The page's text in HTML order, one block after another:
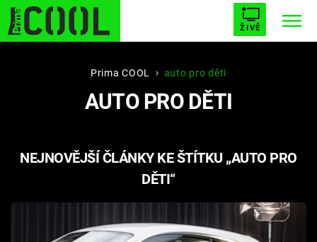
ŽIVĚ
STARHOUSE BUFFY, PŘEMOŽITELKA UPÍRŮ
PLNEJ KOTEL AVENGERS 5
Prima COOL auto pro děti
AUTO PRO DĚTI
NEJNOVĚJŠÍ ČLÁNKY KE ŠTÍTKU „AUTO PRO
DĚTI“